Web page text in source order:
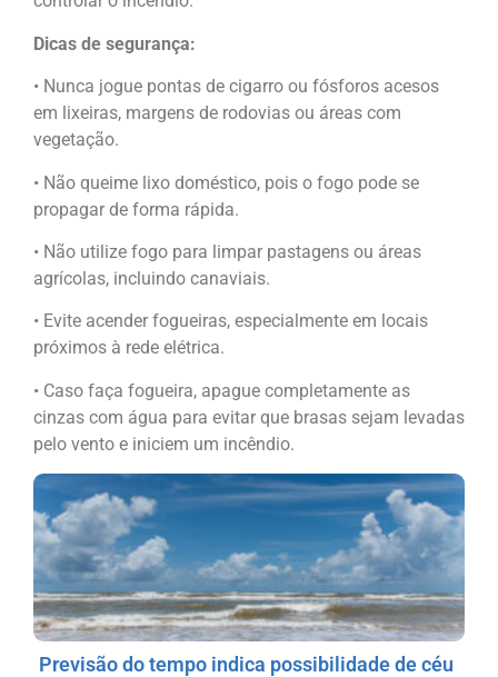
Dicas de segurança:
• Nunca jogue pontas de cigarro ou fósforos acesos
em lixeiras, margens de rodovias ou áreas com
vegetação.
• Não queime lixo doméstico, pois o fogo pode se
propagar de forma rápida.
• Não utilize fogo para limpar pastagens ou áreas
agrícolas, incluindo canaviais.
• Evite acender fogueiras, especialmente em locais
próximos à rede elétrica.
• Caso faça fogueira, apague completamente as
cinzas com água para evitar que brasas sejam levadas
pelo vento e iniciem um incêndio.
Previsão do tempo indica possibilidade de céu